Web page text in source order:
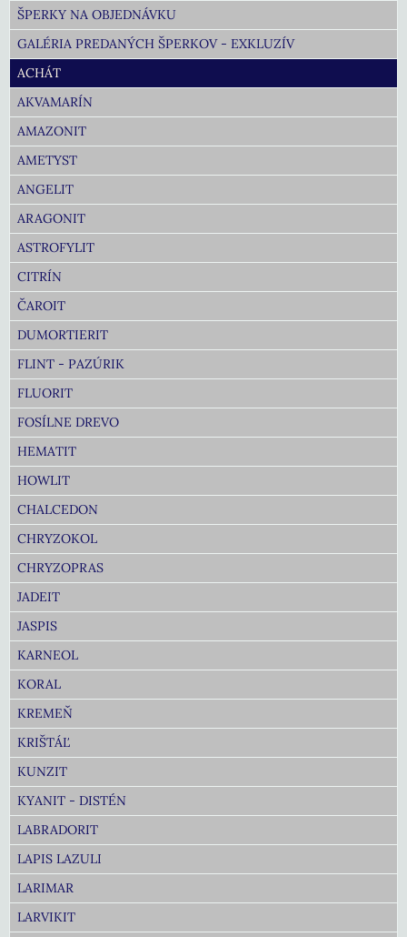
ŠPERKY NA OBJEDNÁVKU
GALÉRIA PREDANÝCH ŠPERKOV - EXKLUZÍV
ACHÁT
AKVAMARÍN
AMAZONIT
AMETYST
ANGELIT
ARAGONIT
ASTROFYLIT
CITRÍN
ČAROIT
DUMORTIERIT
FLINT - PAZÚRIK
FLUORIT
FOSÍLNE DREVO
HEMATIT
HOWLIT
CHALCEDON
CHRYZOKOL
CHRYZOPRAS
JADEIT
JASPIS
KARNEOL
KORAL
KREMEŇ
KRIŠTÁĽ
KUNZIT
KYANIT - DISTÉN
LABRADORIT
LAPIS LAZULI
LARIMAR
LARVIKIT